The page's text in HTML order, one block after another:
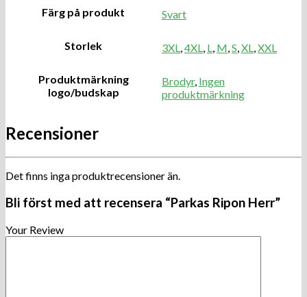
Färg på produkt Svart
Storlek 3XL,4XL, L, M,S,XL,XXL
Produktmärkning
logo/budskap
Brodyr, Ingen
produktmärkning
Recensioner
Det finns inga produktrecensioner än.
Bli först med att recensera “Parkas Ripon Herr”
Your Review